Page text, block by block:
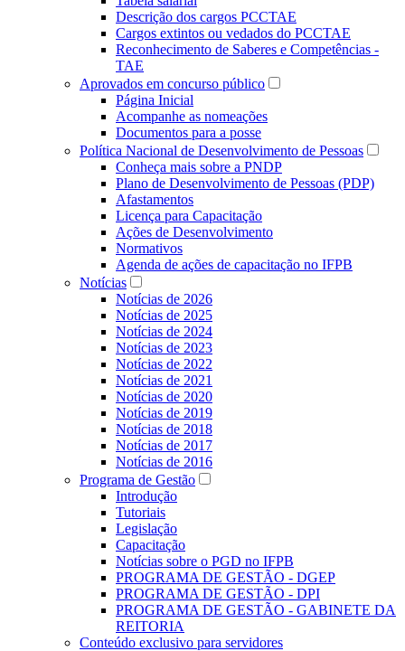
Descrição dos cargos PCCTAE
Cargos extintos ou vedados do PCCTAE
Reconhecimento de Saberes e Competências -
TAE
Aprovados em concurso público
Página Inicial
Acompanhe as nomeações
Documentos para a posse
Política Nacional de Desenvolvimento de Pessoas
Conheça mais sobre a PNDP
Plano de Desenvolvimento de Pessoas (PDP)
Afastamentos
Licença para Capacitação
Ações de Desenvolvimento
Normativos
Agenda de ações de capacitação no IFPB
Notícias
Notícias de 2026
Notícias de 2025
Notícias de 2024
Notícias de 2023
Notícias de 2022
Notícias de 2021
Notícias de 2020
Notícias de 2019
Notícias de 2018
Notícias de 2017
Notícias de 2016
Programa de Gestão
Introdução
Tutoriais
Legislação
Capacitação
Notícias sobre o PGD no IFPB
PROGRAMA DE GESTÃO - DGEP
PROGRAMA DE GESTÃO - DPI
PROGRAMA DE GESTÃO - GABINETE DA
REITORIA
Conteúdo exclusivo para servidores